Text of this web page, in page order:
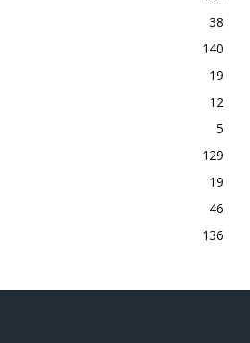
38
140
19
12
5
129
19
46
136